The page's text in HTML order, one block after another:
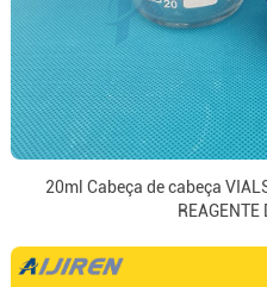
20ml Cabeça de cabeça
REAGENTE